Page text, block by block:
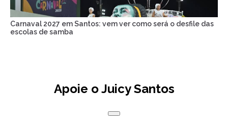
Carnaval 2027 em Santos: vem ver como será o desfile das
escolas de samba
Apoie o Juicy Santos